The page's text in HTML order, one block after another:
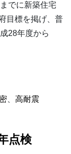
でに新築住宅
目標を掲げ、普
28年度から
高耐震
点検